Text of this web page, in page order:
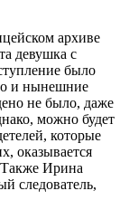
архиве
девушка с
было
и нынешние
не было, даже
можно будет
которые
оказывается
Ирина
следователь,